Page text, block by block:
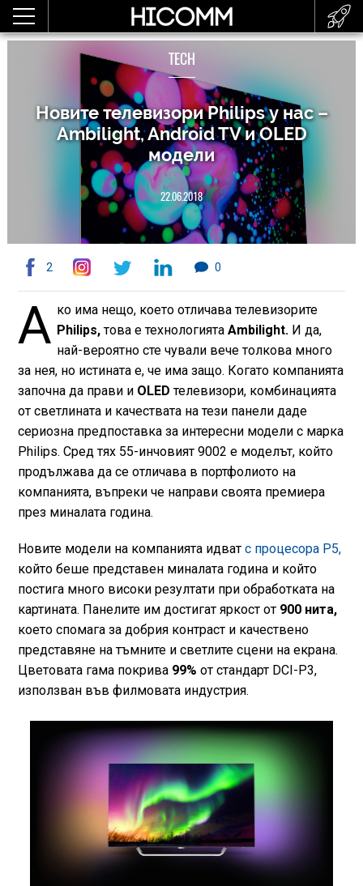
TECH
Новите телевизори Philips у нас –
Ambilight, Android TV и OLED
модели
22.06.2018
2 0
А ко има нещо, което отличава телевизорите
Philips,това е технологиятаAmbilight. И да,
най-вероятно сте чували вече толкова много
за нея, но истината е, че има защо. Когато компанията
започна да прави иOLED телевизори, комбинацията
от светлината и качествата на тези панели даде
сериозна предпоставка за интересни модели с марка
Philips. Сред тях 55-инчовият 9002 е моделът, който
продължава да се отличава в портфолиото на
компанията, въпреки че направи своята премиера
през миналата година.
Новите модели на компанията идват с процесора P5,
който беше представен миналата година и който
постига много високи резултати при обработката на
картината. Панелите им достигат яркост от900 нита,
което спомага за добрия контраст и качествено
представяне на тъмните и светлите сцени на екрана.
Цветовата гама покрива99% от стандарт DCI-P3,
използван във филмовата индустрия.